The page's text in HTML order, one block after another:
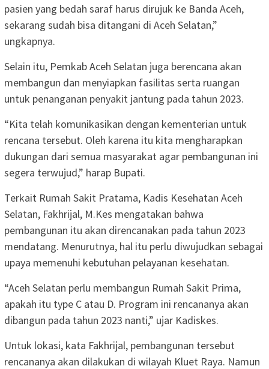
pasien yang bedah saraf harus dirujuk ke Banda Aceh,
sekarang sudah bisa ditangani di Aceh Selatan,”
ungkapnya.
Selain itu, Pemkab Aceh Selatan juga berencana akan
membangun dan menyiapkan fasilitas serta ruangan
untuk penanganan penyakit jantung pada tahun 2023.
“Kita telah komunikasikan dengan kementerian untuk
rencana tersebut. Oleh karena itu kita mengharapkan
dukungan dari semua masyarakat agar pembangunan ini
segera terwujud,” harap Bupati.
Terkait Rumah Sakit Pratama, Kadis Kesehatan Aceh
Selatan, Fakhrijal, M.Kes mengatakan bahwa
pembangunan itu akan direncanakan pada tahun 2023
mendatang. Menurutnya, hal itu perlu diwujudkan sebagai
upaya memenuhi kebutuhan pelayanan kesehatan.
“Aceh Selatan perlu membangun Rumah Sakit Prima,
apakah itu type C atau D. Program ini rencananya akan
dibangun pada tahun 2023 nanti,” ujar Kadiskes.
Untuk lokasi, kata Fakhrijal, pembangunan tersebut
rencananya akan dilakukan di wilayah Kluet Raya. Namun